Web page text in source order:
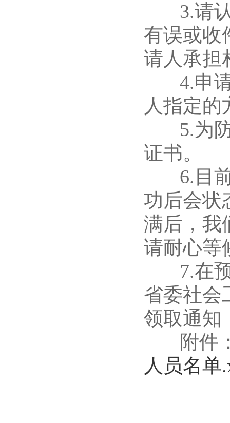
3.请认
有误或收
请人承担
4.申请
人指定
5.为防
证书。
6.目前
功后会状
满后，我
请耐心等
7.在预
省委社会
领取通知
附件
人员名单